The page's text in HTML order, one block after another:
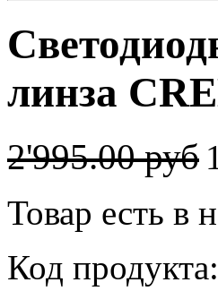
линза
2'995.00 руб
Товар есть в
Код